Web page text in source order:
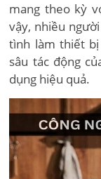
mang theo kỳ
vậy, nhiều
tình làm thiết bị
sâu tác động
dụng hiệu quả.